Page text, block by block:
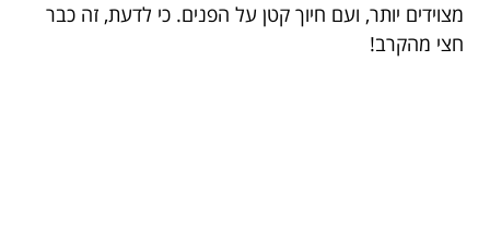
מצוידים יותר, ועם חיוך קטן על הפנים. כי לדעת, זה כבר
חצי מהקרב!